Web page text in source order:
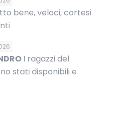
bene, veloci, cortesi
I ragazzi del
stati disponibili e